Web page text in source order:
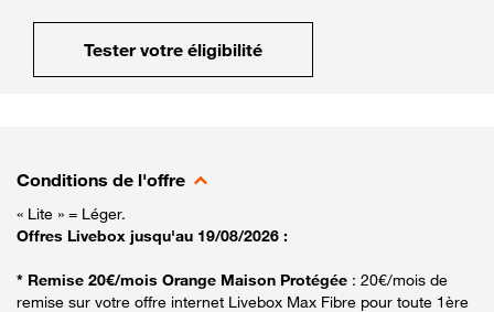
Tester votre éligibilité
Conditions de l'offre
« Lite » = Léger.
Offres Livebox jusqu'au 19/08/2026 :
* Remise 20€/mois Orange Maison Protégée : 20€/mois de
remise sur votre offre internet Livebox Max Fibre pour toute 1ère